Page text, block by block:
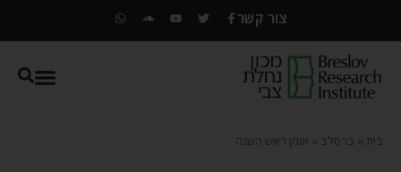
צור קשר
בית ברסלב אומן ראש השנה